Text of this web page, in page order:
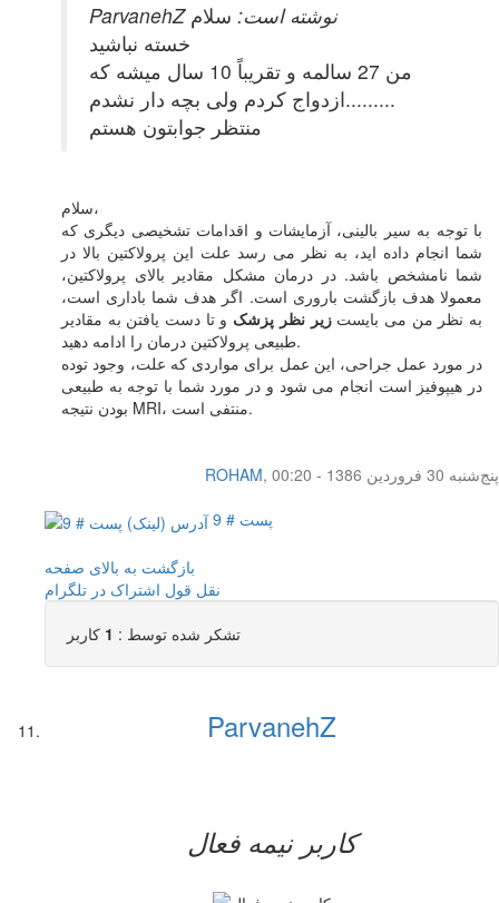
ParvanehZ نوشته است: سلام
خسته نباشید
من 27 سالمه و تقریباً 10 سال میشه که
ازدواج کردم ولی بچه دار نشدم.........
منتظر جوابتون هستم
سلام،
با توجه به سیر بالینی، آزمایشات و اقدامات تشخیصی دیگری که
شما انجام داده اید، به نظر می رسد علت این پرولاکتین بالا در
شما نامشخص باشد. در درمان مشکل مقادیر بالای پرولاکتین،
معمولا هدف بازگشت باروری است. اگر هدف شما باداری است،
به نظر من می بایستزیر نظر پزشک و تا دست یافتن به مقادیر
طبیعی پرولاکتین درمان را ادامه دهید.
در مورد عمل جراحی، این عمل برای مواردی که علت، وجود توده
در هیپوفیز است انجام می شود و در مورد شما با توجه به طبیعی
بودن نتیجه MRI، منتفی است.
ROHAM,
پنج‌شنبه 30 فروردین 1386 - 00:20
پست # 9
بازگشت به بالای صفحه
نقل قول اشتراک در تلگرام
تشکر شده توسط : 1 کاربر
ParvanehZ
کاربر نيمه فعال